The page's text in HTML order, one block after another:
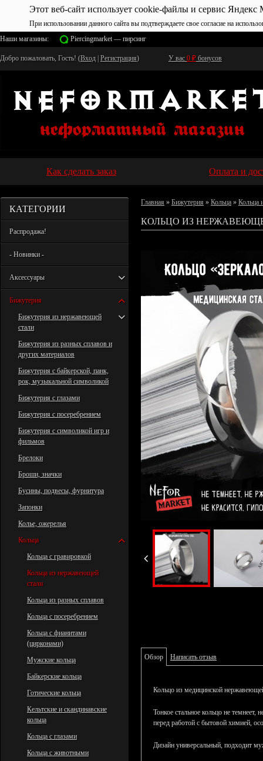
Этот веб-сайт использует cookie-файлы и сервис Яндекс
При использовании данного сайта вы подтверждаете свое согласие на
Наши магазины:
Piercingmarket — пирсинг
Добро пожаловать, Гость! (Вход Регистрация) У вас 0 ₽ бонусов
Как сделать заказ Оплата и
КАТЕГОРИИ
Распродажа!
- Новинки -
Аксессуары
Бижутерия
Бижутерия из нержавеющей
стали
Бижутерия из разных сплавов и
других материалов
Бижутерия с байкерской, панк,
рок, музыкальной символикой
Бижутерия с глазами
Бижутерия с посеребрением
Бижутерия с символикой игр и
фильмов
Брелоки
Броши, значки
Бусины, подвесы, фурнитура
Запонки
Колье, ожерелья
Кольца
Кольца с гравировкой
Кольца из нержавеющей
стали
Кольца из разных сплавов
Кольца с посеребрением
Кольца с фианитами
(цирконами)
Мужские кольца
Байкерские кольца
Готические кольца
Кельтские и скандинавские
кольца
Кольца с глазами
Кольца с животными
Главная » Бижутерия » Кольца » Кольца
КОЛЬЦО ИЗ
Обзор Написать отзыв
Кольцо из медицинской
Тонкое стальное кольцо не
перед работой с бытовой химией,
Дизайн универсальный, подходит